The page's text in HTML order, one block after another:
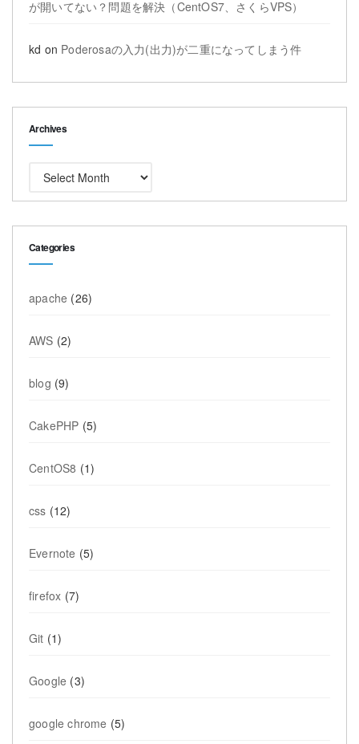
が開いてない？問題を解決（CentOS7、さくらVPS）
kd on Poderosaの入力(出力)が二重になってしまう件
ArchivesArchives
Categories
apache (26)
AWS (2)
blog (9)
CakePHP (5)
CentOS8 (1)
css (12)
Evernote (5)
firefox (7)
Git (1)
Google (3)
google chrome (5)